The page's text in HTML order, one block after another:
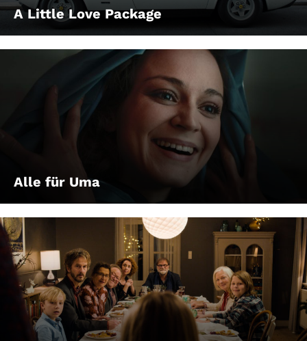
A Little Love Package
Alle für Uma